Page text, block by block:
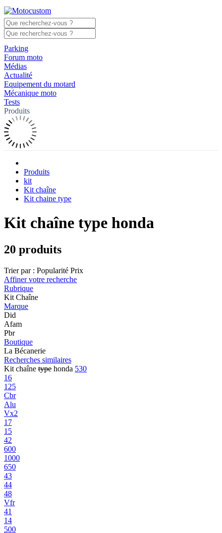
Parking
Forum moto
Médias
Actualité
Equipement du motard
Mécanique moto
Tests
Produits
Produits
kit
Kit chaîne
Kit chaine type
Kit chaîne type honda
20 produits
Trier par : Popularité Prix
Affiner votre recherche
Rubrique
Kit Chaîne
Marque
Did
Afam
Pbr
Boutique
La Bécanerie
Recherches similaires
Kit chaîne type honda 530
16
125
Cbr
Alu
Vx2
17
15
42
600
1000
650
43
44
48
Vfr
41
14
500